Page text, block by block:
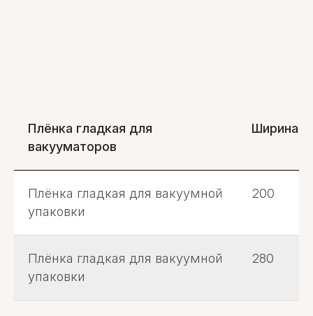
Плёнка гладкая для
вакууматоров
Ширина,
Плёнка гладкая для вакуумной
упаковки
200
Плёнка гладкая для вакуумной
упаковки
280